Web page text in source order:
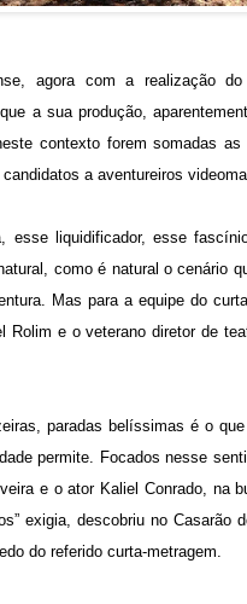
agora com a realização
a sua produção,
contexto forem somadas
a aventureiros
esse liquidificador, esse
como é natural o cenário
Mas para a equipe do
Rolim e o veterano diretor de
paradas belíssimas é o
permite. Focados nesse
e o ator Kaliel Conrado, na
exigia, descobriu no
do referido curta-metragem.